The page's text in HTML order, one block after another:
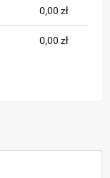
0,00 zł
0,00 zł